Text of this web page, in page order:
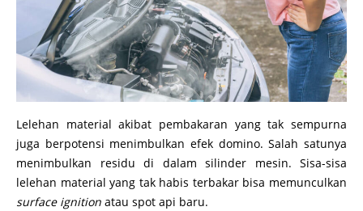
Lelehan material akibat pembakaran yang tak sempurna
juga berpotensi menimbulkan efek domino. Salah satunya
menimbulkan residu di dalam silinder mesin. Sisa-sisa
lelehan material yang tak habis terbakar bisa memunculkan
surface ignition atau spot api baru.